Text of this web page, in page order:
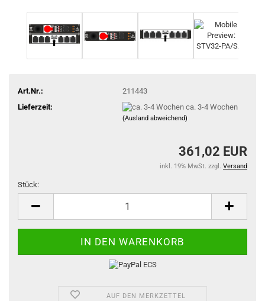
Art.Nr.:
211443
Lieferzeit:
ca. 3-4 Wochen
(Ausland abweichend)
361,02 EUR
inkl. 19% MwSt. zzgl. Versand
Stück:
AUF DEN MERKZETTEL